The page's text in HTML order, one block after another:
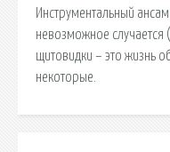
Инструментальный
невозможное случается
щитовидки – это жизнь
некоторые.